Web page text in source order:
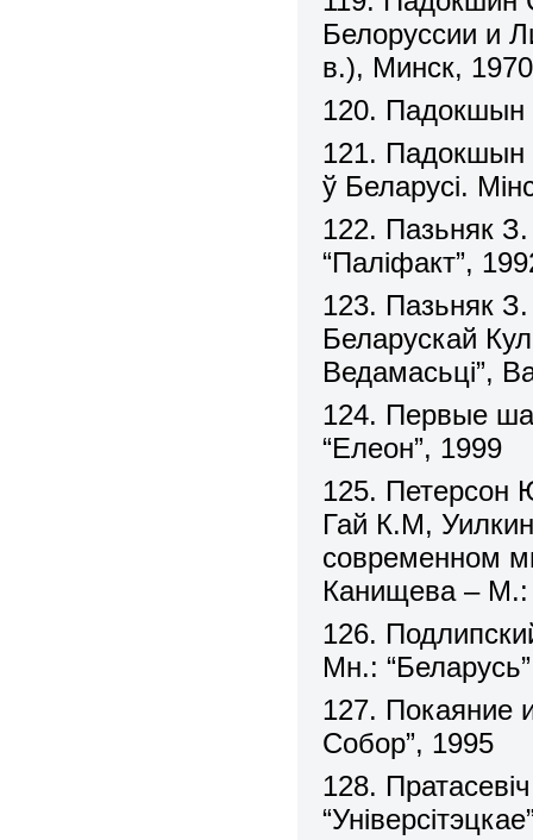
Белоруссии и
в.), Минск, 1970
120. Падокшын
121. Падокшын
ў Беларусі.
122. Пазьняк
“Паліфакт”,
123. Пазьняк
Беларускай
Ведамасьці”,
124. Первые
“Елеон”, 1999
125.
Гай К.М,
современном
Канищева – М.:
126.
Мн.:
127. Покаяние
Собор”, 1995
128.